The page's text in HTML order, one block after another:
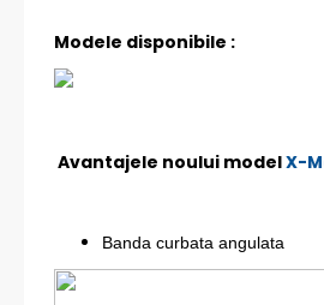
Modele disponibile :
Avantajele noului modelX-
Banda curbata angulata